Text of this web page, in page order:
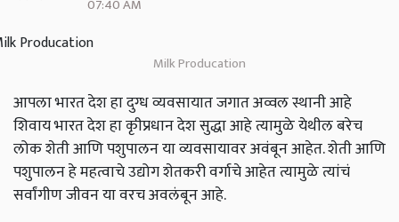
07:40 AM
Milk Producation
आपला भारत देश हा दुग्ध व्यवसायात जगात अव्वल स्थानी आहे
शिवाय भारत देश हा कृीप्रधान देश सुद्धा आहे त्यामुळे येथील बरेच
लोक शेती आणि पशुपालन या व्यवसायावर अवंबून आहेत. शेती आणि
पशुपालन हे महत्वाचे उद्योग शेतकरी वर्गाचे आहेत त्यामुळे त्यांचं
सर्वांगीण जीवन या वरच अवलंबून आहे.